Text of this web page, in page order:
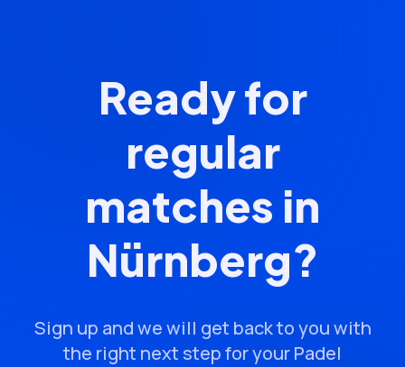
Ready for
regular
matches in
Nürnberg?
Sign up and we will get back to you with
the right next step for your Padel